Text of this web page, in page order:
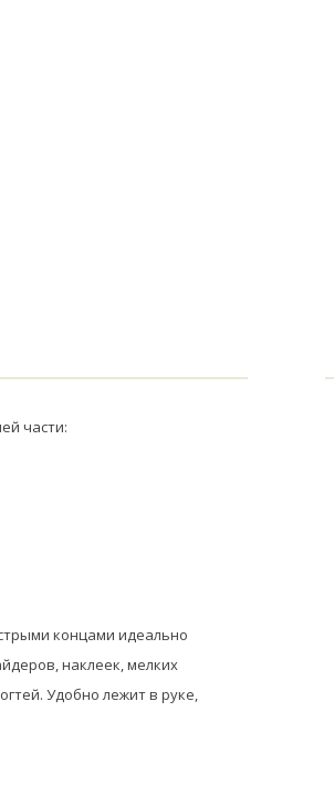
части:
концами идеально
наклеек, мелких
Удобно лежит в руке,